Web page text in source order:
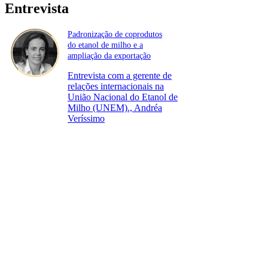
Entrevista
Padronização de coprodutos
do etanol de milho e a
ampliação da exportação
Entrevista com a gerente de
relações internacionais na
União Nacional do Etanol de
Milho (UNEM)., Andréa
Veríssimo